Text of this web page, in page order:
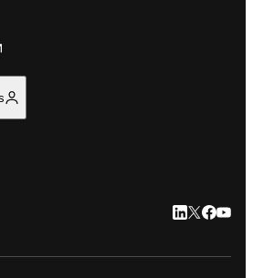
LinkedIn 在
Twitter 在